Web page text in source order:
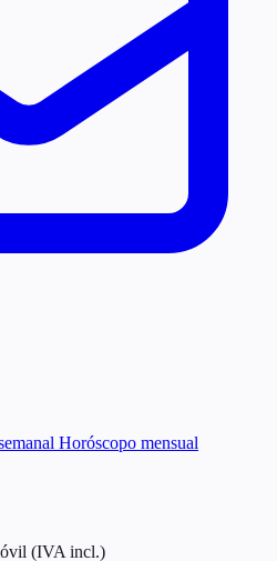
Horóscopo mensual
(IVA incl.)